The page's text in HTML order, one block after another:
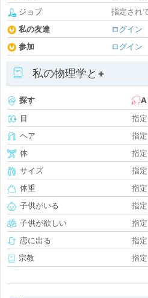
ジョブ
指定され
私の友達
ログイン
参加
ログイン
私の物理学と+
探す
A
目
指
ヘア
指
体
指
サイズ
指
体重
指
子供がいる
指
子供が欲しい
指
恋に出る
指
宗教
指